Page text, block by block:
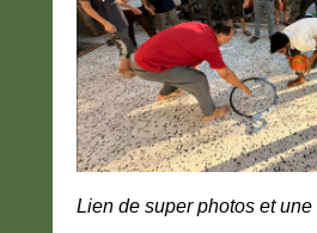
Lien de super photos et une